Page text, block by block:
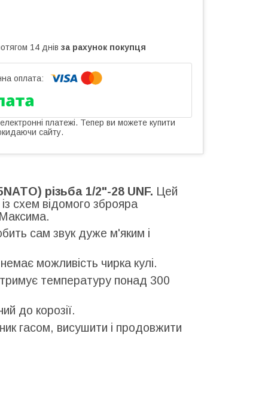
14 днів за рахунок покупця
платежі. Тепер ви можете купити
сайту.
різьба 1/2"-28 UNF. Цей
схем відомого зброяра
сам звук дуже м'яким і
можливість чирка кулі.
температуру понад 300
до корозії.
гасом, висушити і продовжити